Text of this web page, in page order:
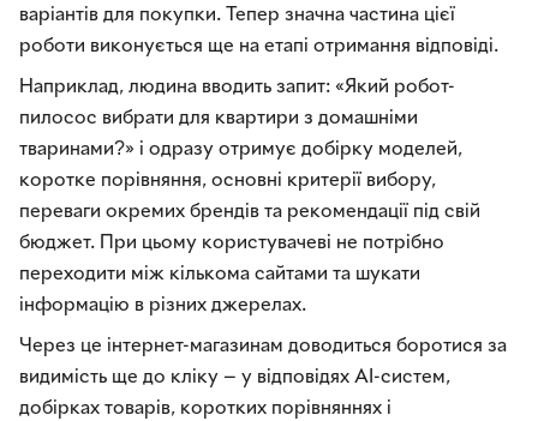
варіантів для покупки. Тепер значна частина цієї
роботи виконується ще на етапі отримання відповіді.
Наприклад, людина вводить запит: «Який робот-
пилосос вибрати для квартири з домашніми
тваринами?» і одразу отримує добірку моделей,
коротке порівняння, основні критерії вибору,
переваги окремих брендів та рекомендації під свій
бюджет. При цьому користувачеві не потрібно
переходити між кількома сайтами та шукати
інформацію в різних джерелах.
Через це інтернет-магазинам доводиться боротися за
видимість ще до кліку — у відповідях AI-систем,
добірках товарів, коротких порівняннях і